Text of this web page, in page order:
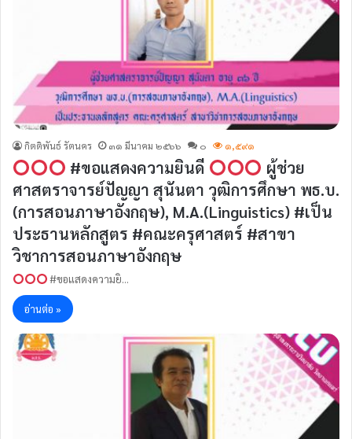
กิตติพันธ์ รัตนคร ๓๑ มีนาคม ๒๕๖๖ ๐ ๑,๕๙๑
#ขอแสดงความยินดี
ผู้ช่วย
ศาสตราจารย์ปัญญา สุนันตา วุฒิการศึกษา พธ.บ.
(การสอนภาษาอังกฤษ), M.A.(Linguistics) #เป็น
ประธานหลักสูตร #คณะครุศาสตร์ #สาขา
วิชาการสอนภาษาอังกฤษ
#ขอแสดงความยิ…
อ่านต่อ »